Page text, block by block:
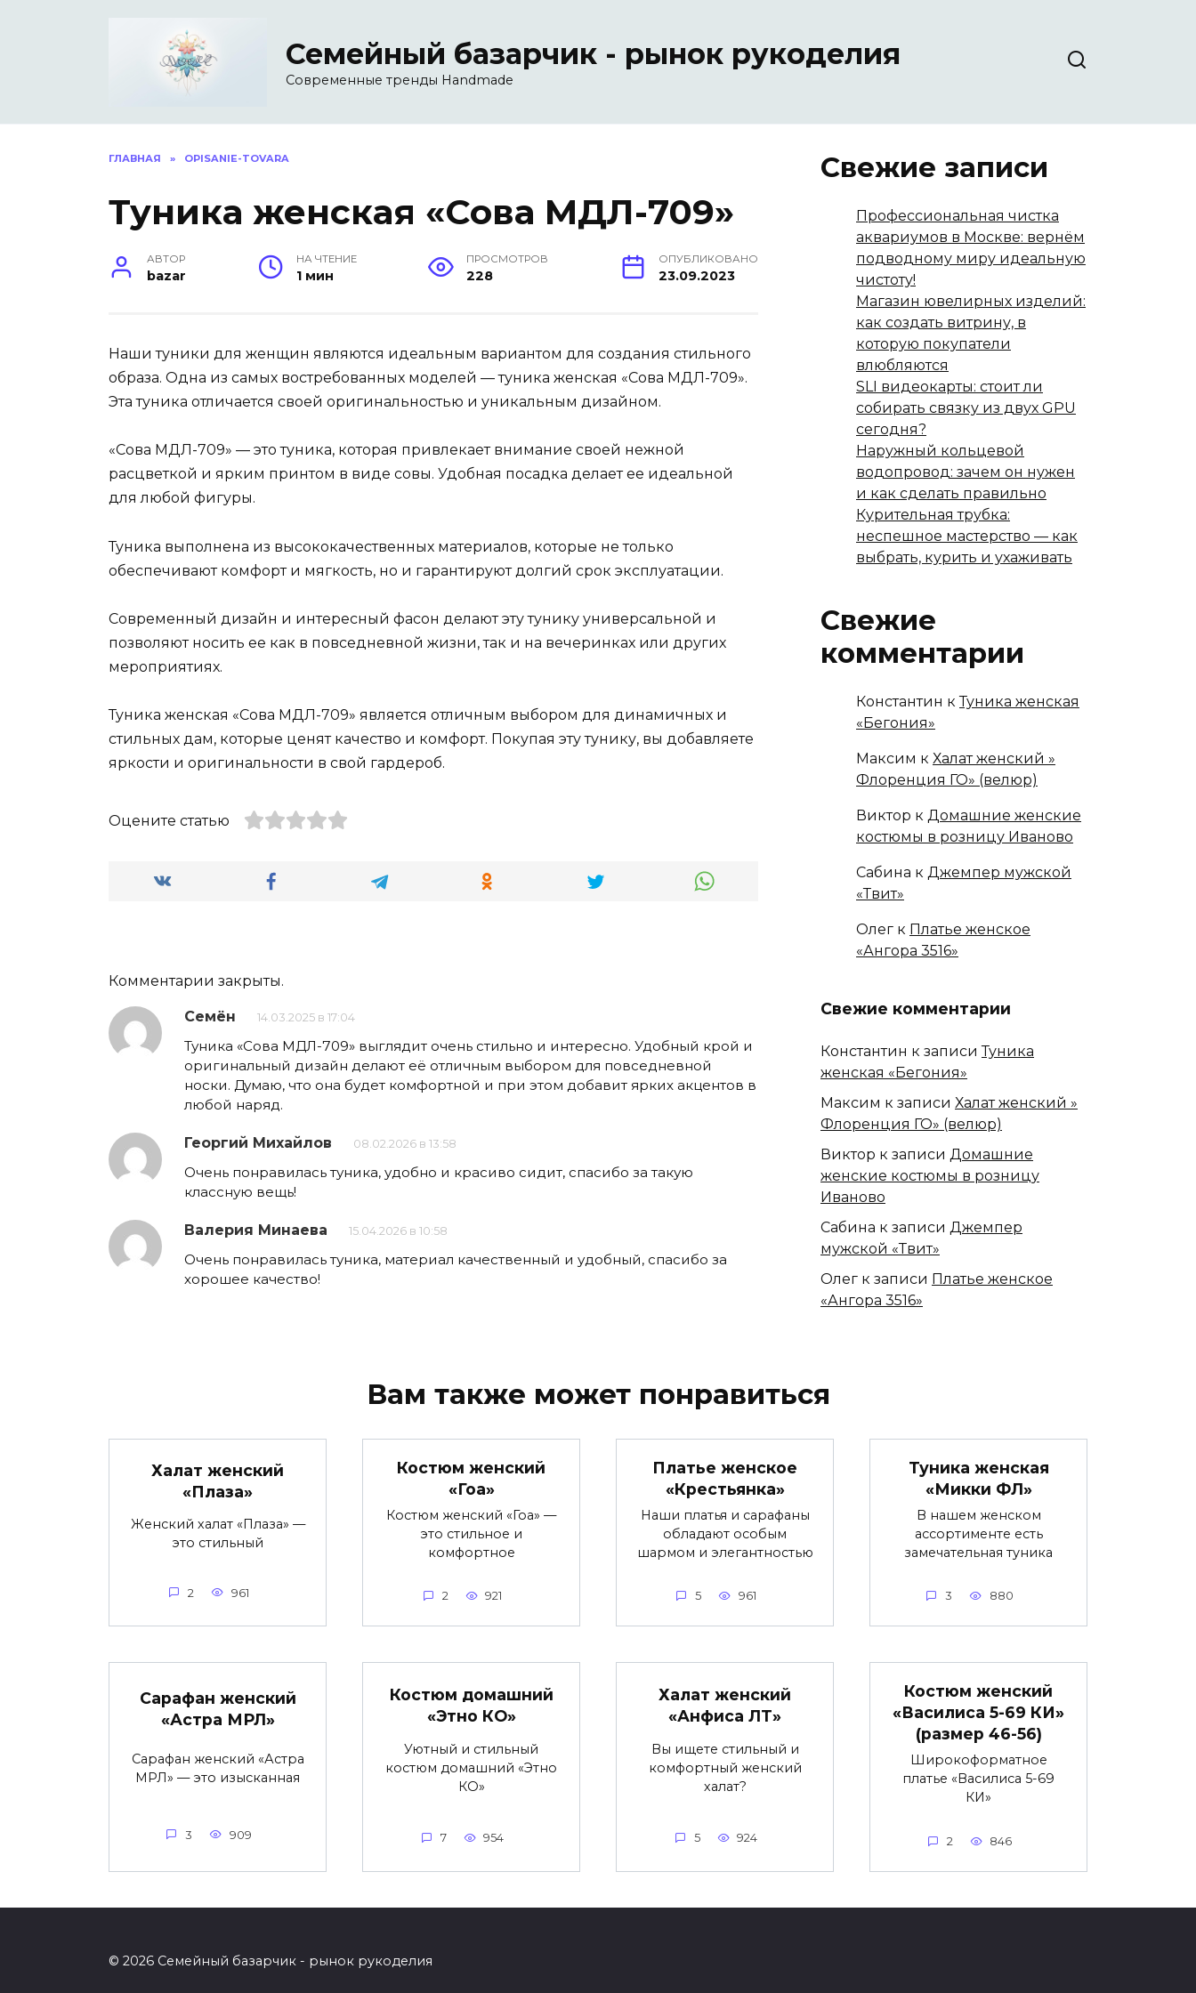
Семейный базарчик - рынок рукоделия
Современные тренды Handmade
ГЛАВНАЯ » OPISANIE-TOVARA
Туника женская «Сова МДЛ-709»
АВТОР
bazar
НА ЧТЕНИЕ
1 мин
ПРОСМОТРОВ
228
ОПУБЛИКОВАНО
23.09.2023
Наши туники для женщин являются идеальным вариантом для создания стильного
образа. Одна из самых востребованных моделей — туника женская «Сова МДЛ-709».
Эта туника отличается своей оригинальностью и уникальным дизайном.
«Сова МДЛ-709» — это туника, которая привлекает внимание своей нежной
расцветкой и ярким принтом в виде совы. Удобная посадка делает ее идеальной
для любой фигуры.
Туника выполнена из высококачественных материалов, которые не только
обеспечивают комфорт и мягкость, но и гарантируют долгий срок эксплуатации.
Современный дизайн и интересный фасон делают эту тунику универсальной и
позволяют носить ее как в повседневной жизни, так и на вечеринках или других
мероприятиях.
Туника женская «Сова МДЛ-709» является отличным выбором для динамичных и
стильных дам, которые ценят качество и комфорт. Покупая эту тунику, вы добавляете
яркости и оригинальности в свой гардероб.
Оцените статью
Комментарии закрыты.
Семён 14.03.2025 в 17:04
Туника «Сова МДЛ-709» выглядит очень стильно и интересно. Удобный крой и
оригинальный дизайн делают её отличным выбором для повседневной
носки. Думаю, что она будет комфортной и при этом добавит ярких акцентов в
любой наряд.
Георгий Михайлов 08.02.2026 в 13:58
Очень понравилась туника, удобно и красиво сидит, спасибо за такую
классную вещь!
Валерия Минаева 15.04.2026 в 10:58
Очень понравилась туника, материал качественный и удобный, спасибо за
хорошее качество!
Свежие записи
Профессиональная чистка
аквариумов в Москве: вернём
подводному миру идеальную
чистоту!
Магазин ювелирных изделий:
как создать витрину, в
которую покупатели
влюбляются
SLI видеокарты: стоит ли
собирать связку из двух GPU
сегодня?
Наружный кольцевой
водопровод: зачем он нужен
и как сделать правильно
Курительная трубка:
неспешное мастерство — как
выбрать, курить и ухаживать
Свежие
комментарии
Константин кТуника женская
«Бегония»
Максим к Халат женский »
Флоренция ГО» (велюр)
Виктор к Домашние женские
костюмы в розницу Иваново
Сабина к Джемпер мужской
«Твит»
Олег к Платье женское
«Ангора 3516»
Свежие комментарии
Константин к записиТуника
женская «Бегония»
Максим к записи Халат женский »
Флоренция ГО» (велюр)
Виктор к записи Домашние
женские костюмы в розницу
Иваново
Сабина к записи Джемпер
мужской «Твит»
Олег к записи Платье женское
«Ангора 3516»
Вам также может понравиться
Халат женский
«Плаза»
Женский халат «Плаза» —
это стильный
2 961
Костюм женский
«Гоа»
Костюм женский «Гоа» —
это стильное и
комфортное
2 921
Платье женское
«Крестьянка»
Наши платья и сарафаны
обладают особым
шармом и элегантностью
5 961
Туника женская
«Микки ФЛ»
В нашем женском
ассортименте есть
замечательная туника
3 880
Сарафан женский
«Астра МРЛ»
Сарафан женский «Астра
МРЛ» — это изысканная
3 909
Костюм домашний
«Этно КО»
Уютный и стильный
костюм домашний «Этно
КО»
7 954
Халат женский
«Анфиса ЛТ»
Вы ищете стильный и
комфортный женский
халат?
5 924
Костюм женский
«Василиса 5-69 КИ»
(размер 46-56)
Широкоформатное
платье «Василиса 5-69
КИ»
2 846
© 2026 Семейный базарчик - рынок рукоделия